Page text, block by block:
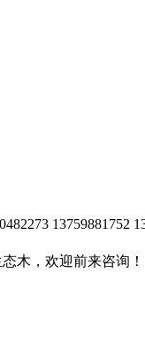
13759881752
木，欢迎前来咨询！